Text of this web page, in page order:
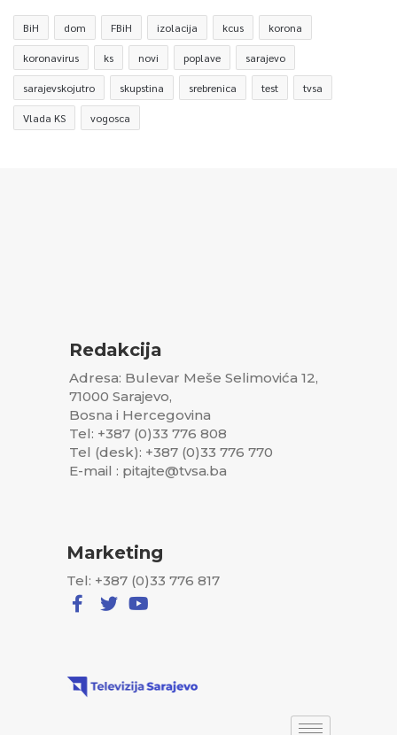
BiH dom FBiH izolacija kcus korona
koronavirus ks novi poplave sarajevo
sarajevskojutro skupstina srebrenica test tvsa
Vlada KS vogosca
Redakcija
Adresa: Bulevar Meše Selimovića 12,
71000 Sarajevo,
Bosna i Hercegovina
Tel: +387 (0)33 776 808
Tel (desk): +387 (0)33 776 770
E-mail : pitajte@tvsa.ba
Marketing
Tel: +387 (0)33 776 817